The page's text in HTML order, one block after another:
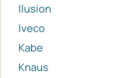
Ilusion
Iveco
Kabe
Knaus